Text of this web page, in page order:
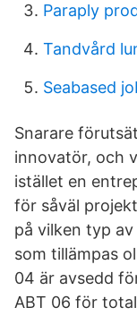
Paraply
Tandvård
Seabased
Snarare
innovatör, och
istället en
för såväl
på vilken typ
som tillämpas
04 är avsedd
ABT 06 för